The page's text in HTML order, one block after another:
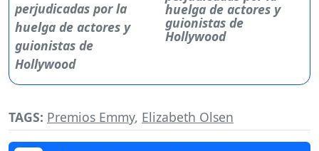
huelga de actores y
guionistas de
Hollywood
TAGS: Premios Emmy, Elizabeth Olsen